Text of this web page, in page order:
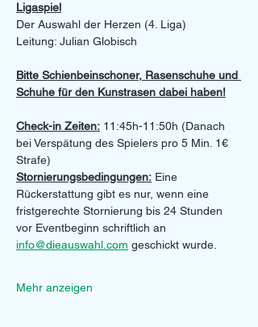
Ligaspiel
Der Auswahl der Herzen (4. Liga)
Leitung: Julian Globisch
Bitte Schienbeinschoner, Rasenschuhe und
Schuhe für den Kunstrasen dabei haben!
Check-in Zeiten: 11:45h-11:50h (Danach
bei Verspätung des Spielers pro 5 Min. 1€
Strafe)
Stornierungsbedingungen: Eine
Rückerstattung gibt es nur, wenn eine
fristgerechte Stornierung bis 24 Stunden
vor Eventbeginn schriftlich an
info@dieauswahl.com geschickt wurde.
Mehr anzeigen